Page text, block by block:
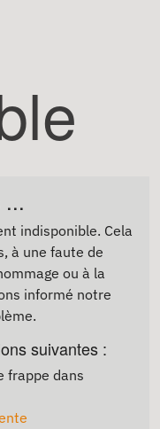
indisponible. Cela
à une faute de
ou à la
informé notre
suivantes :
frappe dans